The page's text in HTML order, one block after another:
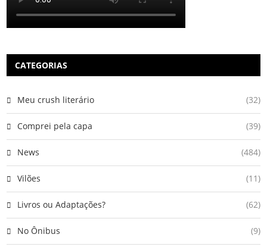
CATEGORIAS
Meu crush literário (32)
Comprei pela capa (39)
News (484)
Vilões (11)
Livros ou Adaptações? (62)
No Ônibus (9)